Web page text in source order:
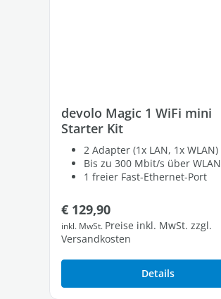
devolo Magic 1 WiFi mini
Starter Kit
2 Adapter (1x LAN, 1x WLAN)
Bis zu 300 Mbit/s über WLAN
1 freier Fast-Ethernet-Port
Regulärer Preis:
€ 129,90
inkl. MwSt. Preise inkl. MwSt. zzgl.
Versandkosten
Details